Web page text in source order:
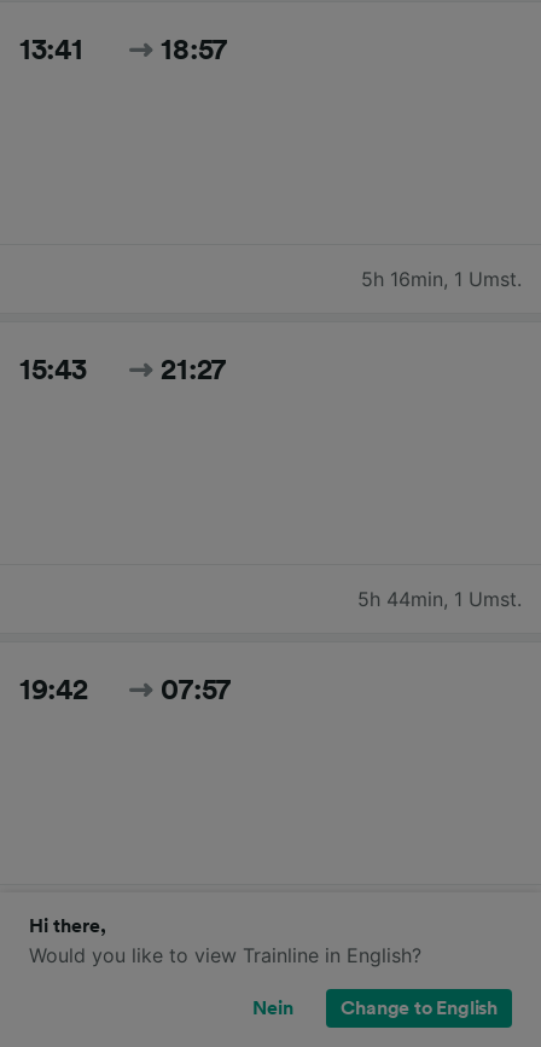
13:41 18:57
5h 16min, 1 Umst.
15:43 21:27
5h 44min, 1 Umst.
19:42 07:57
Hi there,
Would you like to view Trainline in English?
Nein Change to English